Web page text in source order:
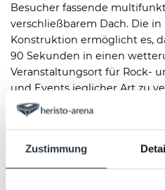
Zustimmung
Besucher fassende
verschließbarem Dach. Die
Konstruktion ermöglicht es,
90 Sekunden in einen
Veranstaltungsort für Rock-
und Events jeglicher Art zu
Location bedient die heristo-
Ostwestfalen wie Bielefeld,
Salzuflen.